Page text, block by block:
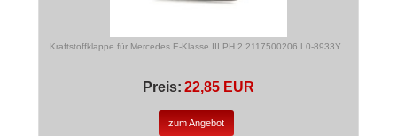
Kraftstoffklappe für Mercedes E-Klasse III PH.2 2117500206 L0-8933Y
Preis: 22,85 EUR
zum Angebot